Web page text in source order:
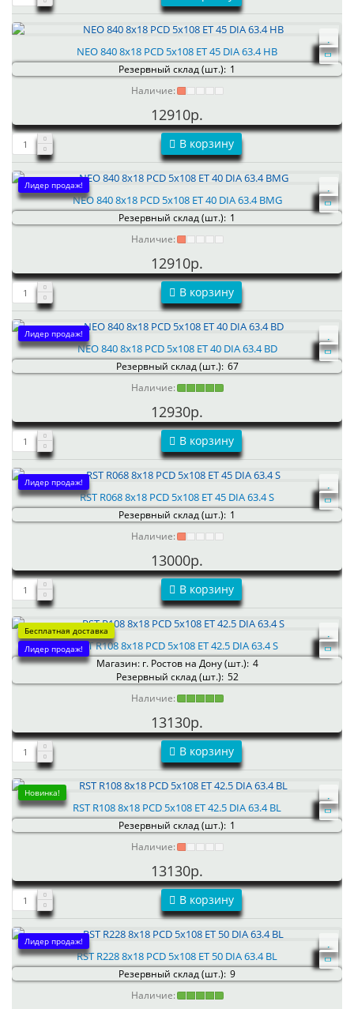
NEO 840 8x18 PCD 5x108 ET 45 DIA 63.4 HB
Резервный склад (шт.): 1
Наличие:
12910р.
В корзину
Лидер продаж!
NEO 840 8x18 PCD 5x108 ET 40 DIA 63.4 BMG
Резервный склад (шт.): 1
Наличие:
12910р.
В корзину
Лидер продаж!
NEO 840 8x18 PCD 5x108 ET 40 DIA 63.4 BD
Резервный склад (шт.): 67
Наличие:
12930р.
В корзину
Лидер продаж!
RST R068 8x18 PCD 5x108 ET 45 DIA 63.4 S
Резервный склад (шт.): 1
Наличие:
13000р.
В корзину
Бесплатная доставка
Лидер продаж!RST R108 8x18 PCD 5x108 ET 42.5 DIA 63.4 S
Магазин: г. Ростов на Дону (шт.): 4
Резервный склад (шт.): 52
Наличие:
13130р.
В корзину
Новинка!
RST R108 8x18 PCD 5x108 ET 42.5 DIA 63.4 BL
Резервный склад (шт.): 1
Наличие:
13130р.
В корзину
Лидер продаж!
RST R228 8x18 PCD 5x108 ET 50 DIA 63.4 BL
Резервный склад (шт.): 9
Наличие: